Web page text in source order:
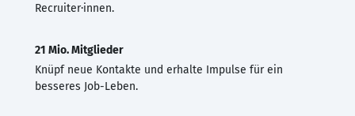
Recruiter·innen.
21 Mio. Mitglieder
Knüpf neue Kontakte und erhalte Impulse für ein
besseres Job-Leben.